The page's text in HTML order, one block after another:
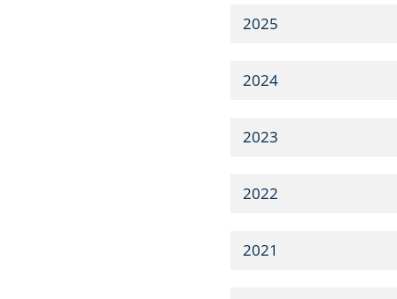
2025
2024
2023
2022
2021